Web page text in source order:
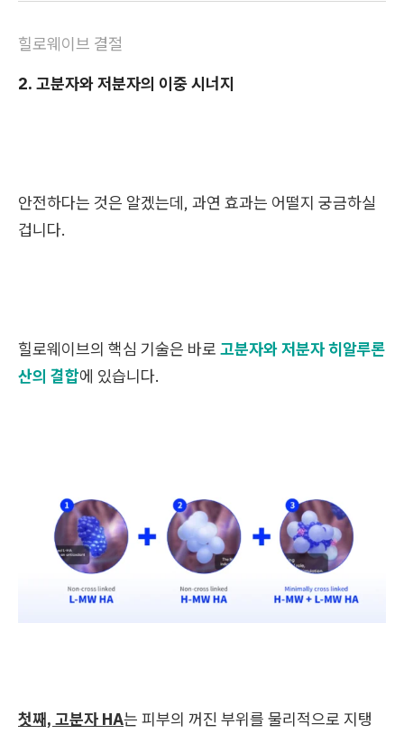
힐로웨이브 결절
2. 고분자와 저분자의 이중 시너지
안전하다는 것은 알겠는데, 과연 효과는 어떨지 궁금하실
겁니다.
힐로웨이브의 핵심 기술은 바로 고분자와 저분자 히알루론
산의 결합에 있습니다.
첫째, 고분자 HA는 피부의 꺼진 부위를 물리적으로 지탱